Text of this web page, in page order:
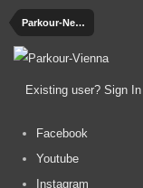
Parkour-News
Existing user? Sign In
Facebook
Youtube
Instagram